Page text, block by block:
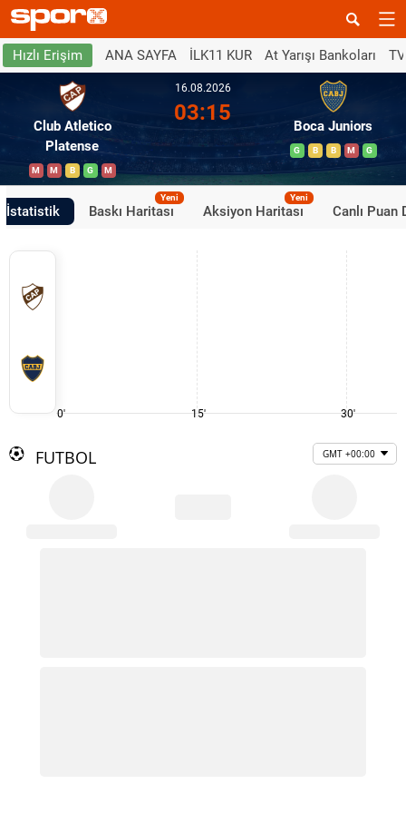
Hızlı Erişim ANA SAYFA İLK11 KUR At Yarışı Bankoları
Club Atletico
Platense
M M B G M
16.08.2026
03:15
Boca Juniors
G B B M G
İstatistik Baskı Haritası
Yeni
Aksiyon Haritası
Yeni
Canlı Puan
0' 15' 30'
FUTBOL GMT +00:00